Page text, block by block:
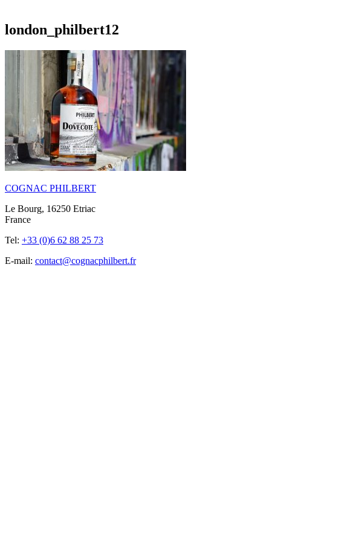
london_philbert12
COGNAC PHILBERT
Le Bourg, 16250 Etriac
France
Tel: +33 (0)6 62 88 25 73
E-mail: contact@cognacphilbert.fr